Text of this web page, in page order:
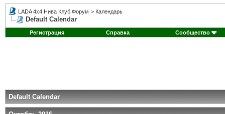
LADA 4x4 Нива Клуб Форум > Календарь
Default Calendar
Регистрация Справка Сообщество
Default Calendar